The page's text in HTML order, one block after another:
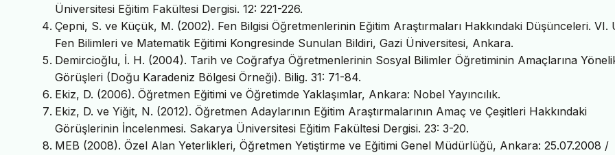
Üniversitesi Eğitim Fakültesi Dergisi. 12: 221-226.
Çepni, S. ve Küçük, M. (2002). Fen Bilgisi Öğretmenlerinin Eğitim Araştırmaları Hakkındaki Düşünceleri. VI.
Fen Bilimleri ve Matematik Eğitimi Kongresinde Sunulan Bildiri, Gazi Üniversitesi, Ankara.
Demircioğlu, İ. H. (2004). Tarih ve Coğrafya Öğretmenlerinin Sosyal Bilimler Öğretiminin Amaçlarına
Görüşleri (Doğu Karadeniz Bölgesi Örneği). Bilig. 31: 71-84.
Ekiz, D. (2006). Öğretmen Eğitimi ve Öğretimde Yaklaşımlar, Ankara: Nobel Yayıncılık.
Ekiz, D. ve Yiğit, N. (2012). Öğretmen Adaylarının Eğitim Araştırmalarının Amaç ve Çeşitleri Hakkındaki
Görüşlerinin İncelenmesi. Sakarya Üniversitesi Eğitim Fakültesi Dergisi. 23: 3-20.
MEB (2008). Özel Alan Yeterlikleri, Öğretmen Yetiştirme ve Eğitimi Genel Müdürlüğü, Ankara: 25.07.2008 /